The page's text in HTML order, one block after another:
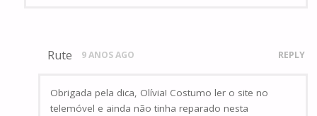
Rute 9 ANOS AGO REPLY
Obrigada pela dica, Olívia! Costumo ler o site no
telemóvel e ainda não tinha reparado nesta